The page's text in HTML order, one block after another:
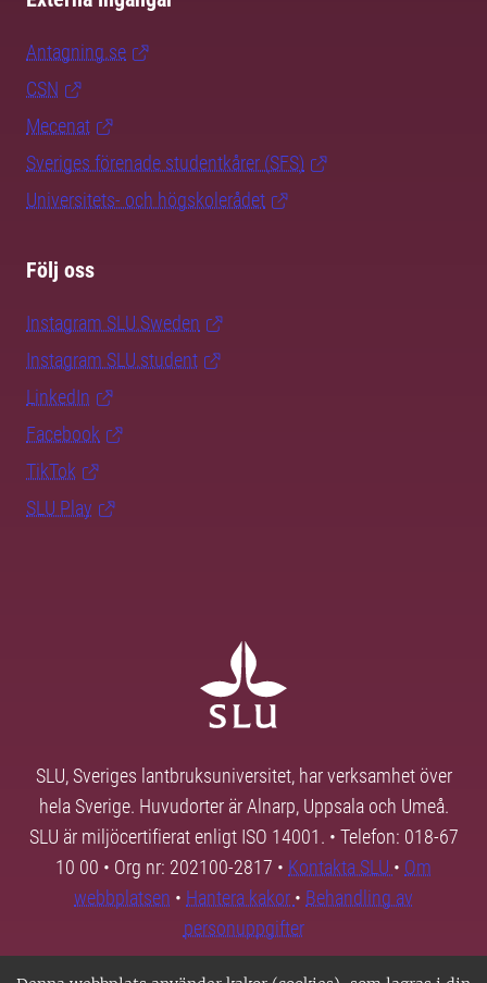
Antagning.se
CSN
Mecenat
Sveriges förenade studentkårer (SFS)
Universitets- och högskolerådet
Följ oss
Instagram SLU.Sweden
Instagram SLU.student
LinkedIn
Facebook
TikTok
SLU Play
SLU, Sveriges lantbruksuniversitet, har verksamhet över
hela Sverige. Huvudorter är Alnarp, Uppsala och Umeå.
SLU är miljöcertifierat enligt ISO 14001. • Telefon: 018-67
10 00 • Org nr: 202100-2817 • Kontakta SLU • Om
webbplatsen • Hantera kakor • Behandling av
personuppgifter